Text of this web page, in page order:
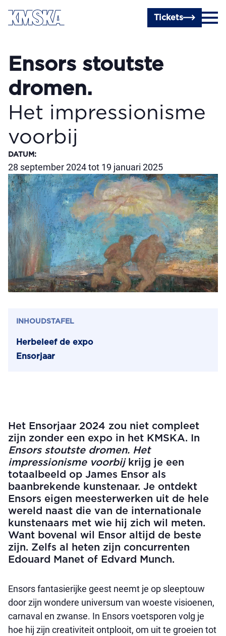
Ga naar hoofdinhoud
Tickets
Ensors stoutste
dromen.
Het impression­isme
voorbij
DATUM :
28 september 2024 tot 19 januari 2025
INHOUDSTAFEL
Herbeleef de expo
Ensorjaar
Het Ensorjaar 2024 zou niet compleet
zijn zonder een expo in het KMSKA. In
Ensors stoutste dromen. Het
impressionisme voorbij krijg je een
totaalbeeld op James Ensor als
baanbrekende kunstenaar. Je ontdekt
Ensors eigen meesterwerken uit de hele
wereld naast die van de internationale
kunstenaars met wie hij zich wil meten.
Want bovenal wil Ensor altijd de beste
zijn. Zelfs al heten zijn concurrenten
Edouard Manet of Edvard Munch.
Ensors fantasierijke geest neemt je op sleeptouw
door zijn wondere universum van woeste visioenen,
carnaval en zwanse. In Ensors voetsporen volg je
hoe hij zijn creativiteit ontplooit, om uit te groeien tot